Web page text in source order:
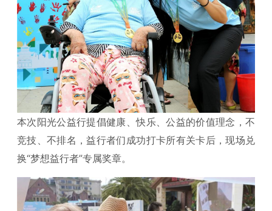
本次阳光公益行提倡健康、快乐、公益的价值理念，不
竞技、不排名，益行者们成功打卡所有关卡后，现场兑
换“梦想益行者”专属奖章。